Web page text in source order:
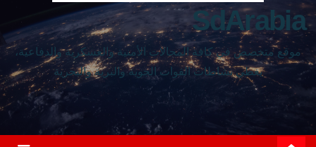
SdArabia
موقع متخصص في كافة المجالات الأمنية والعسكرية والدفاعية،
يغطي نشاطات القوات الجوية والبرية والبحرية